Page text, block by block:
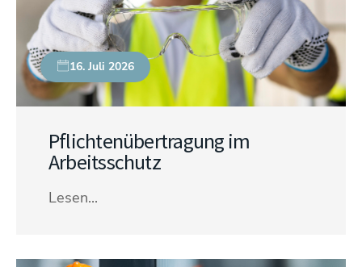
16. Juli 2026
Pflichtenübertragung im
Arbeitsschutz
Lesen...